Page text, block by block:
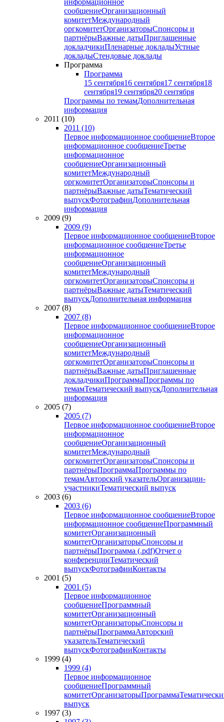
информационное
сообщениеОрганизационный
комитетМеждународный
оргкомитетОрганизаторыСпонсоры и
партнёрыВажные датыПриглашенные
докладчикиПленарные докладыУстные
докладыСтендовые доклады
Программа
Программа
15 сентября16 сентября17 сентября18
сентября19 сентября20 сентября
Программы по темамДополнительная
информация
2011 (10)
2011 (10)
Первое информационное сообщениеВторое
информационное сообщениеТретье
информационное
сообщениеОрганизационный
комитетМеждународный
оргкомитетОрганизаторыСпонсоры и
партнёрыВажные датыТематический
выпускФотографииДополнительная
информация
2009 (9)
2009 (9)
Первое информационное сообщениеВторое
информационное сообщениеТретье
информационное
сообщениеОрганизационный
комитетМеждународный
оргкомитетОрганизаторыСпонсоры и
партнёрыВажные датыТематический
выпускДополнительная информация
2007 (8)
2007 (8)
Первое информационное сообщениеВторое
информационное
сообщениеОрганизационный
комитетМеждународный
оргкомитетОрганизаторыСпонсоры и
партнёрыВажные датыПриглашенные
докладчикиПрограммаПрограммы по
темамТематический выпускДополнительная
информация
2005 (7)
2005 (7)
Первое информационное сообщениеВторое
информационное
сообщениеОрганизационный
комитетМеждународный
оргкомитетОрганизаторыСпонсоры и
партнёрыПрограммаПрограммы по
темамАвторский указательОрганизации-
участникиТематический выпуск
2003 (6)
2003 (6)
Первое информационное сообщениеВторое
информационное сообщениеПрограммный
комитетОрганизационный
комитетОрганизаторыСпонсоры и
партнёрыПрограмма (.pdf)Отчет о
конференцииТематический
выпускФотографииКонтакты
2001 (5)
2001 (5)
Первое информационное
сообщениеПрограммный
комитетОрганизационный
комитетОрганизаторыСпонсоры и
партнёрыПрограммаАвторский
указательТематический
выпускФотографииКонтакты
1999 (4)
1999 (4)
Первое информационное
сообщениеПрограммный
комитетОрганизаторыПрограмма
выпуск
1997 (3)